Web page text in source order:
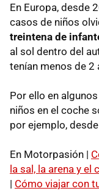
En Europa, desde
casos de niños
treintena de
al sol dentro del
tenían menos de 2
Por ello en
niños en el coche
por ejemplo,
En Motorpasión |
la sal, la arena y el
| Cómo viajar con